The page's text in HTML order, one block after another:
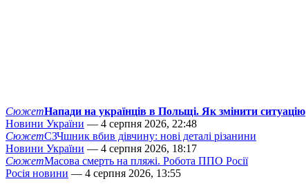
СюжетНапади на українців в Польщі. Як змінити ситуацію
Новини України — 4 серпня 2026, 22:48
СюжетСЗЧшник вбив дівчину: нові деталі різанини
Новини України — 4 серпня 2026, 18:17
СюжетМасова смерть на пляжі. Робота ППО Росії
Росія новини — 4 серпня 2026, 13:55